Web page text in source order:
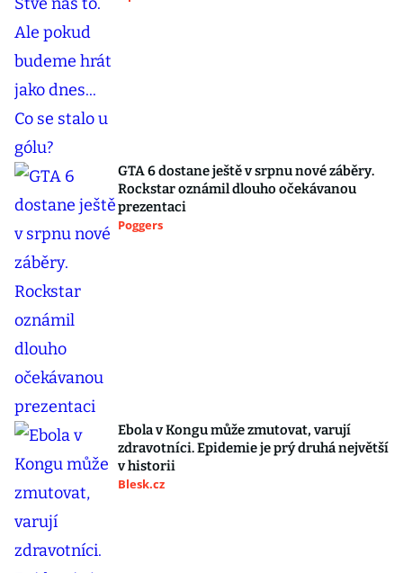
GTA 6 dostane ještě v srpnu nové záběry.
Rockstar oznámil dlouho očekávanou
prezentaci
Poggers
Ebola v Kongu může zmutovat, varují
zdravotníci. Epidemie je prý druhá největší
v historii
Blesk.cz